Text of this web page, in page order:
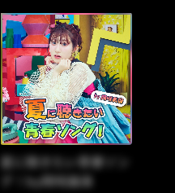
夏に聴きたい青春ソン
グ！by岡咲美保